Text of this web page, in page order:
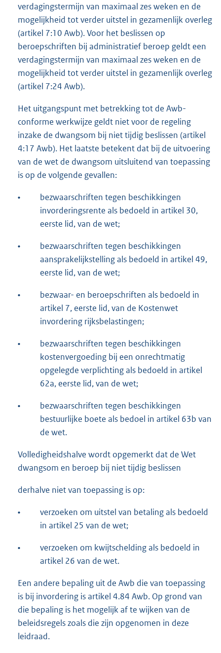
verdagingstermijn van maximaal zes weken en de
mogelijkheid tot verder uitstel in gezamenlijk overleg
(artikel 7:10 Awb). Voor het beslissen op
beroepschriften bij administratief beroep geldt een
verdagingstermijn van maximaal zes weken en de
mogelijkheid tot verder uitstel in gezamenlijk overleg
(artikel 7:24 Awb).
Het uitgangspunt met betrekking tot de Awb-
conforme werkwijze geldt niet voor de regeling
inzake de dwangsom bij niet tijdig beslissen (artikel
4:17 Awb). Het laatste betekent dat bij de uitvoering
van de wet de dwangsom uitsluitend van toepassing
is op de volgende gevallen:
•
bezwaarschriften tegen beschikkingen
invorderingsrente als bedoeld in artikel 30,
eerste lid, van de wet;
•
bezwaarschriften tegen beschikkingen
aansprakelijkstelling als bedoeld in artikel 49,
eerste lid, van de wet;
•
bezwaar- en beroepschriften als bedoeld in
artikel 7, eerste lid, van de Kostenwet
invordering rijksbelastingen;
•
bezwaarschriften tegen beschikkingen
kostenvergoeding bij een onrechtmatig
opgelegde verplichting als bedoeld in artikel
62a, eerste lid, van de wet;
•
bezwaarschriften tegen beschikkingen
bestuurlijke boete als bedoel in artikel 63b van
de wet.
Volledigheidshalve wordt opgemerkt dat de Wet
dwangsom en beroep bij niet tijdig beslissen
derhalve niet van toepassing is op:
•
verzoeken om uitstel van betaling als bedoeld
in artikel 25 van de wet;
•
verzoeken om kwijtschelding als bedoeld in
artikel 26 van de wet.
Een andere bepaling uit de Awb die van toepassing
is bij invordering is artikel 4.84 Awb. Op grond van
die bepaling is het mogelijk af te wijken van de
beleidsregels zoals die zijn opgenomen in deze
leidraad.